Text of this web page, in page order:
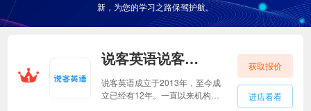
新，为您的学习之路保驾护航。
1
说客英语说客英语
说客英语成立于2013年，至今成
立已经有12年。一直以来机构秉
获取报价
进店看看